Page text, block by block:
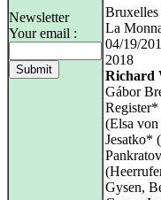
Newsletter
Your email :
Bruxelles
La
04/19/
2018
Richard
Gábor
(Elsa
Jesatko*
Gysen,